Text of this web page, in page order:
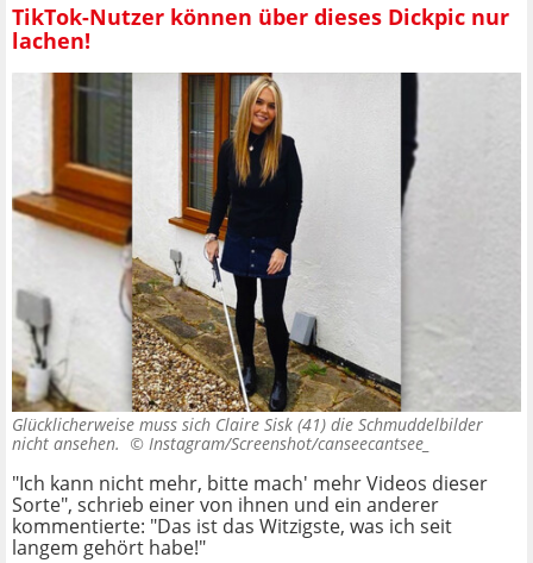
TikTok-Nutzer können über dieses Dickpic nur
lachen!
Glücklicherweise muss sich Claire Sisk (41) die Schmuddelbilder
nicht ansehen. © Instagram/Screenshot/canseecantsee_
"Ich kann nicht mehr, bitte mach' mehr Videos dieser
Sorte", schrieb einer von ihnen und ein anderer
kommentierte: "Das ist das Witzigste, was ich seit
langem gehört habe!"